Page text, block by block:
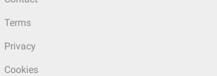
Terms
Privacy
Cookies